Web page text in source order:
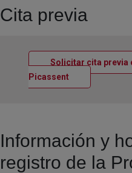
Cita previa
Solicitar cita previa
PicassentVentana nueva
Información y
registro de la